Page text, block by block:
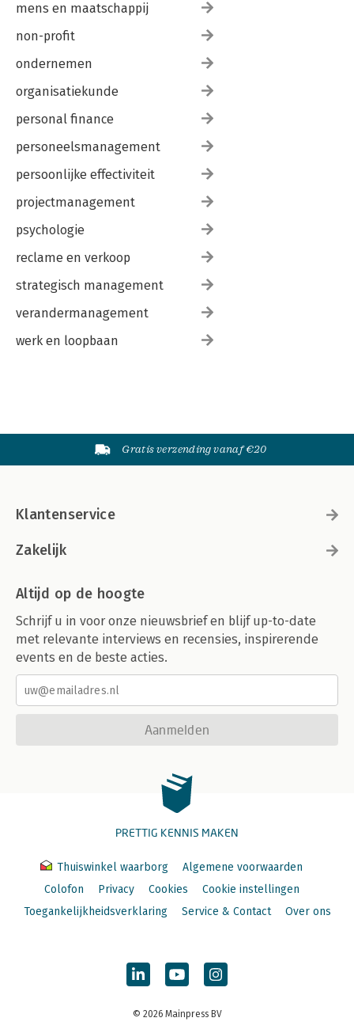
mens en maatschappij
non-profit
ondernemen
organisatiekunde
personal finance
personeelsmanagement
persoonlijke effectiviteit
projectmanagement
psychologie
reclame en verkoop
strategisch management
verandermanagement
werk en loopbaan
Gratis verzending vanaf €20
Klantenservice
Zakelijk
Altijd op de hoogte
Schrijf u in voor onze nieuwsbrief en blijf up-to-date
met relevante interviews en recensies, inspirerende
events en de beste acties.
Aanmelden
PRETTIG KENNIS MAKEN
Thuiswinkel waarborg
Algemene voorwaarden
Colofon
Privacy Cookies
Cookie instellingen
Toegankelijkheidsverklaring
Service & Contact Over ons
© 2026 Mainpress BV